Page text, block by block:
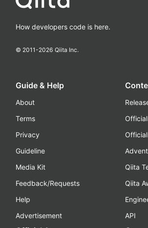
How developers code is here.
© 2011-2026 Qiita Inc.
Guide & Help
About
Terms
Privacy
Guideline
Media Kit
Feedback/Requests
Help
Advertisement
Qiita
Qiita
API